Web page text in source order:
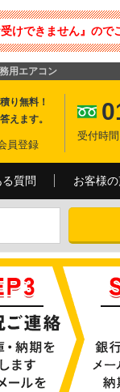
けできません』の
用エアコン
り無料！
えます。
員登録
受付時
質問 お客様